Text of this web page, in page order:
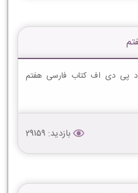
پی دی اف کتاب فارسی هفتم
بازدید: 29159